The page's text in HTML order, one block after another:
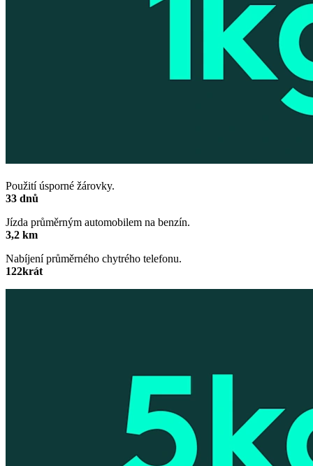
Použití úsporné žárovky.
33 dnů
Jízda průměrným automobilem na benzín.
3,2 km
Nabíjení průměrného chytrého telefonu.
122krát